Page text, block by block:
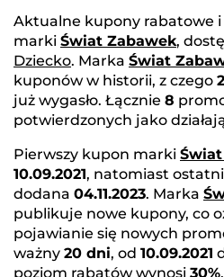
Aktualne kupony rabatowe i
marki Świat Zabawek,
Dziecko. Marka Świat
kuponów w historii, z czego 2
już wygasło. Łącznie 8
potwierdzonych jako
Pierwszy kupon marki
10.09.2021, natomiast
dodana 04.11.2023. Marka
publikuje nowe kupony, co
pojawianie się nowych
ważny 20 dni, od 10.09.2021
poziom rabatów wynosi 30%